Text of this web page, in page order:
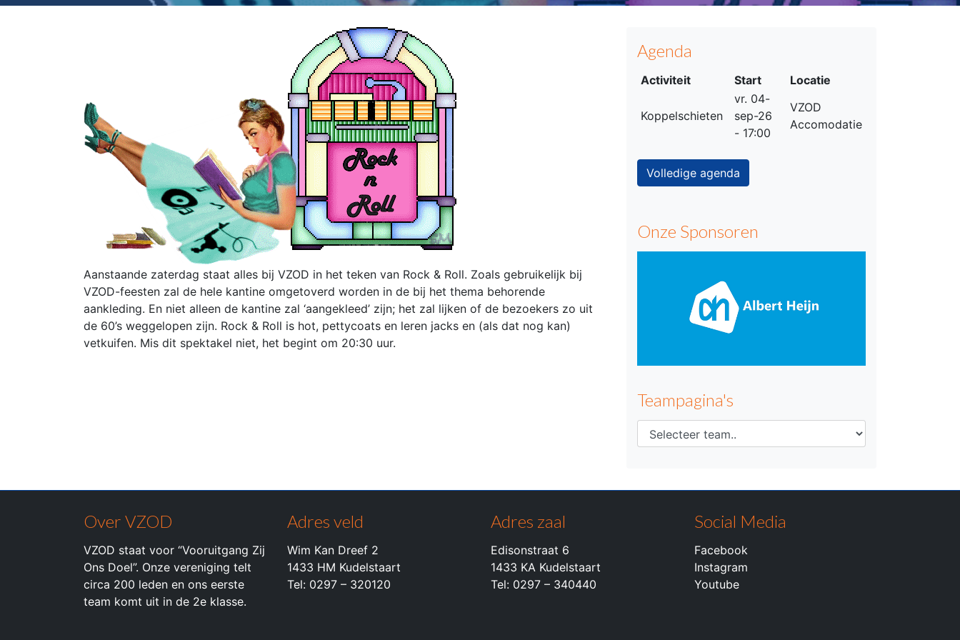
Aanstaande zaterdag staat alles bij VZOD in het teken van Rock & Roll. Zoals gebruikelijk bij
VZOD-feesten zal de hele kantine omgetoverd worden in de bij het thema behorende
aankleding. En niet alleen de kantine zal ‘aangekleed’ zijn; het zal lijken of de bezoekers zo uit
de 60’s weggelopen zijn. Rock & Roll is hot, pettycoats en leren jacks en (als dat nog kan)
vetkuifen. Mis dit spektakel niet, het begint om 20:30 uur.
Agenda
Activiteit Start Locatie
Koppelschieten
vr. 04-
sep-26
- 17:00
VZOD
Accomodatie
Volledige agenda
Onze Sponsoren
Teampagina's
Over VZOD
VZOD staat voor “Vooruitgang Zij
Ons Doel”. Onze vereniging telt
circa 200 leden en ons eerste
team komt uit in de 2e klasse.
Adres veld
Wim Kan Dreef 2
1433 HM Kudelstaart
Tel: 0297 – 320120
Adres zaal
Edisonstraat 6
1433 KA Kudelstaart
Tel: 0297 – 340440
Social Media
Facebook
Instagram
Youtube